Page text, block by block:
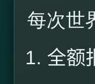
每次世
全额